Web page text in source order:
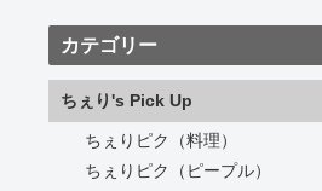
カテゴリー
ちぇり's Pick Up
ちぇりピク（料理）
ちぇりピク（ピープル）